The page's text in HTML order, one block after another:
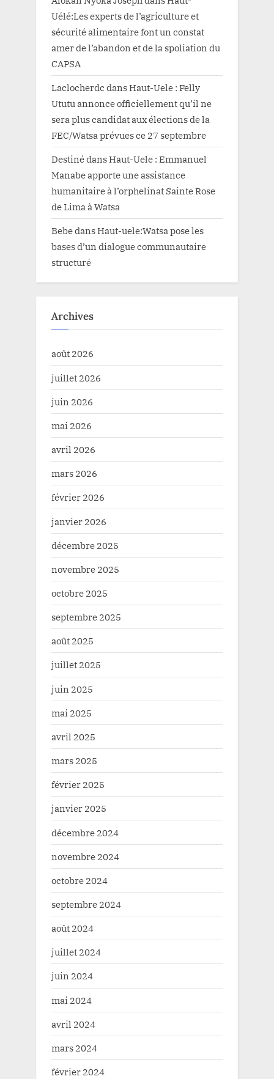
Uélé:Les experts de l’agriculture et
sécurité alimentaire font un constat
amer de l’abandon et de la spoliation du
CAPSA
Laclocherdc dansHaut-Uele : Felly
Ututu annonce officiellement qu’il ne
sera plus candidat aux élections de la
FEC/Watsa prévues ce 27 septembre
DestinédansHaut-Uele : Emmanuel
Manabe apporte une assistance
humanitaire à l’orphelinat Sainte Rose
de Lima à Watsa
BebedansHaut-uele:Watsa pose les
bases d’un dialogue communautaire
structuré
Archives
août 2026
juillet 2026
juin 2026
mai 2026
avril 2026
mars 2026
février 2026
janvier 2026
décembre 2025
novembre 2025
octobre 2025
septembre 2025
août 2025
juillet 2025
juin 2025
mai 2025
avril 2025
mars 2025
février 2025
janvier 2025
décembre 2024
novembre 2024
octobre 2024
septembre 2024
août 2024
juillet 2024
juin 2024
mai 2024
avril 2024
mars 2024
février 2024